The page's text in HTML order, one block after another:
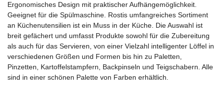
Ergonomisches Design mit praktischer Aufhängemöglichkeit.
Geeignet für die Spülmaschine. Rostis umfangreiches Sortiment
an Küchenutensilien ist ein Muss in der Küche. Die Auswahl ist
breit gefächert und umfasst Produkte sowohl für die Zubereitung
als auch für das Servieren, von einer Vielzahl intelligenter Löffel in
verschiedenen Größen und Formen bis hin zu Paletten,
Pinzetten, Kartoffelstampfern, Backpinseln und Teigschabern. Alle
sind in einer schönen Palette von Farben erhältlich.